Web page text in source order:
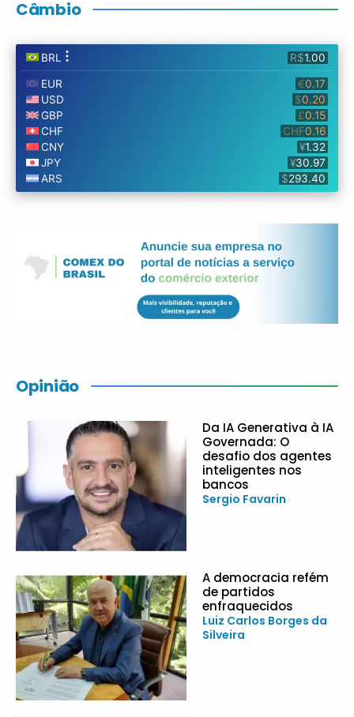
Câmbio
Opinião
Da IA Generativa à IA
Governada: O
desafio dos agentes
inteligentes nos
bancos
Sergio Favarin
A democracia refém
de partidos
enfraquecidos
Luiz Carlos Borges da
Silveira